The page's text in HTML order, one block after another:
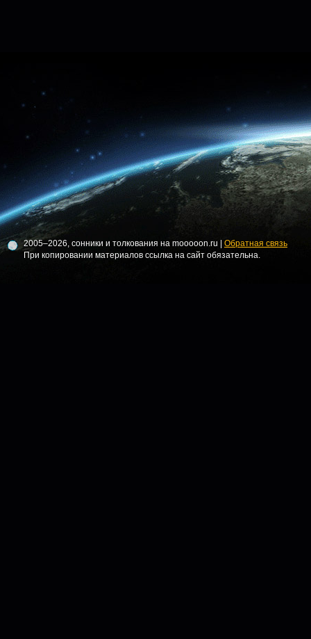
2005–2026, сонники и толкования на mooooon.ru | Обратная связь
При копировании материалов ссылка на сайт обязательна.